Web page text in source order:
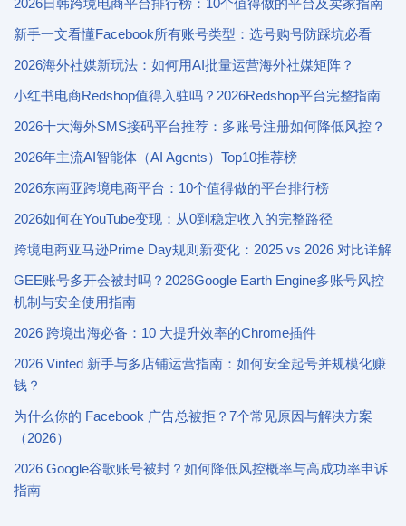
新手一文看懂Facebook所有账号类型：选号购号防踩坑必看
2026海外社媒新玩法：如何用AI批量运营海外社媒矩阵？
小红书电商Redshop值得入驻吗？2026Redshop平台完整指南
2026十大海外SMS接码平台推荐：多账号注册如何降低风控？
2026年主流AI智能体（AI Agents）Top10推荐榜
2026东南亚跨境电商平台：10个值得做的平台排行榜
2026如何在YouTube变现：从0到稳定收入的完整路径
跨境电商亚马逊Prime Day规则新变化：2025 vs 2026 对比详解
GEE账号多开会被封吗？2026Google Earth Engine多账号风控
机制与安全使用指南
2026 跨境出海必备：10 大提升效率的Chrome插件
2026 Vinted 新手与多店铺运营指南：如何安全起号并规模化赚
钱？
为什么你的 Facebook 广告总被拒？7个常见原因与解决方案
（2026）
2026 Google谷歌账号被封？如何降低风控概率与高成功率申诉
指南